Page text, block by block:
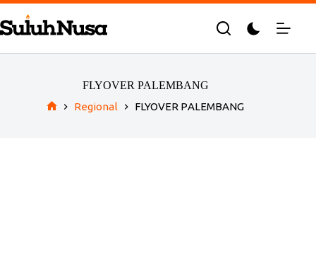
Skip
to
content
FLYOVER PALEMBANG
Regional FLYOVER PALEMBANG